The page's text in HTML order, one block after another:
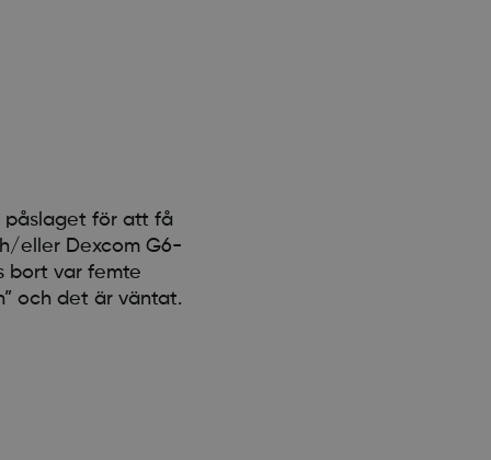
påslaget för att få
eller Dexcom G6-
bort var femte
och det är väntat.